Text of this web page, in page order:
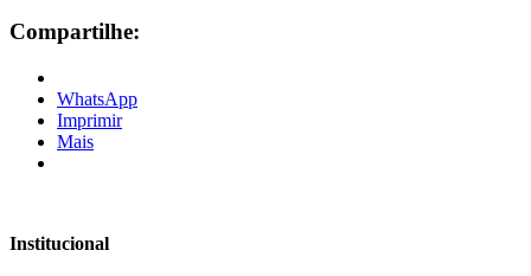
Compartilhe:
WhatsApp
Imprimir
Mais
Institucional